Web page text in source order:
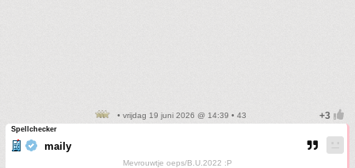
• vrijdag 19 juni 2026 @ 14:39 • 43
Spellchecker
maily
Mevrouwtje oeps/B.U.2022 :P